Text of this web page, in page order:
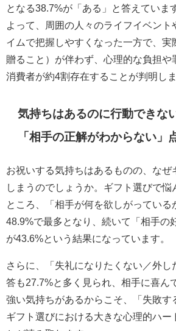
となる38.7%が「ある」と答えていま
よって、周囲の人々のライフイベント
イムで把握しやすくなった一方で、実
贈ること）が伴わず、心理的な負担や
消費者が約4割存在することが判明しま
気持ちはあるのに行動できな
「相手の正解がわからない」
お祝いする気持ちはあるものの、なぜ
しまうのでしょうか。ギフト選びで悩
ところ、「相手が何を欲しがっている
48.9%で最多となり、続いて「相手の
が43.6%という結果になっています。
さらに、「失礼になりたくない／外し
答も27.7%と多く見られ、相手に喜ん
強い気持ちがあるからこそ、「失敗す
ギフト選びにおける大きな心理的ハー